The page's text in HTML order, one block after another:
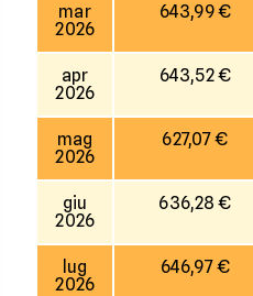
mar
2026
643,99 €
apr
2026
643,52 €
mag
2026
627,07 €
giu
2026
636,28 €
lug
2026
646,97 €